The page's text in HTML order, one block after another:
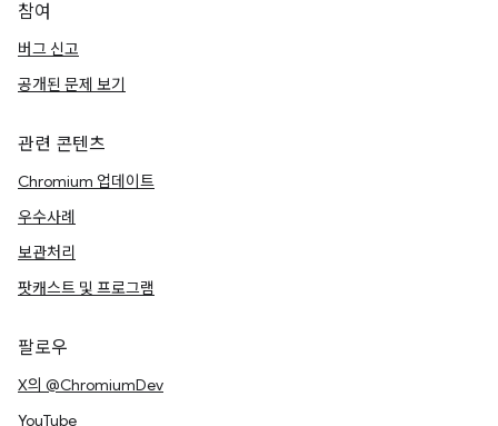
참여
버그 신고
공개된 문제 보기
관련 콘텐츠
Chromium 업데이트
우수사례
보관처리
팟캐스트 및 프로그램
팔로우
X의 @ChromiumDev
YouTube